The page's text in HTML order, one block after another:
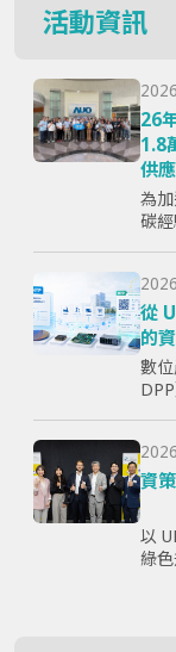
活動資訊
26
1.8
供
為
碳
成
從
的
數
購
資
以
綠